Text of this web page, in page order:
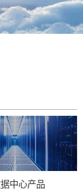
中心产品